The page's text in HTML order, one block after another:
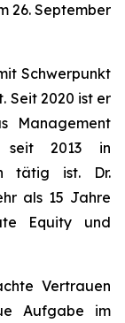
26. September
Schwerpunkt
Seit 2020 ist er
Management
seit 2013 in
tätig ist. Dr.
als 15 Jahre
Equity und
Vertrauen
Aufgabe im